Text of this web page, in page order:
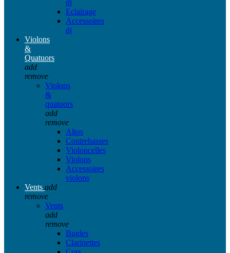
dj
Eclairage
Accessoires
dj
Violons
&
Quatuors
add
remove
Violons
&
quatuors
add
remove
Altos
Contrebasses
Violoncelles
Violons
Accessoires
violons
Vents add
remove
Vents
add
remove
Bugles
Clarinettes